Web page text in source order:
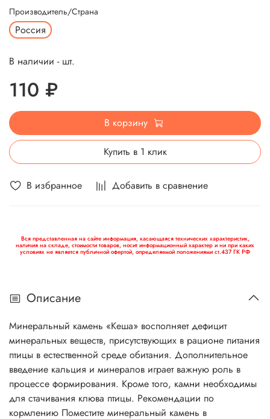
В избранное Добавить в сравнение
Производитель/Страна
Россия
В наличии - шт.
110 ₽
В корзину
Купить в 1 клик
Вся представленная на сайте информация, касающаяся технических характеристик,
наличия на складе, стоимости товаров, носит информационный характер и ни при каких
условиях не является публичной офертой, определяемой положениями ст.437 ГК РФ
Описание
Минеральный камень «Кеша» восполняет дефицит
минеральных веществ, присутствующих в рационе питания
птицы в естественной среде обитания. Дополнительное
введение кальция и минералов играет важную роль в
процессе формирования. Кроме того, камни необходимы
для стачивания клюва птицы. Рекомендации по
кормлению Поместите минеральный камень в